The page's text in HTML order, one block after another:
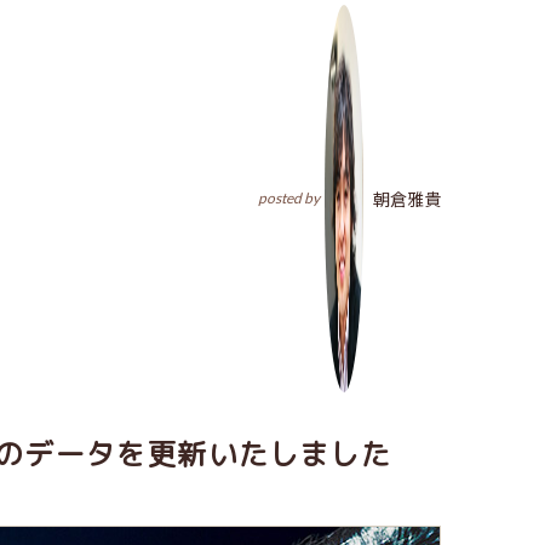
posted by 朝倉雅貴
データを更新いたしました